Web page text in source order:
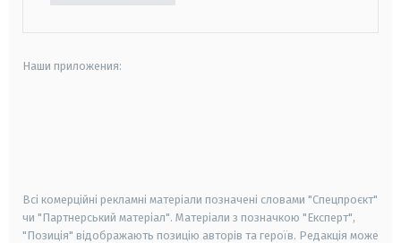
Наши приложения:
Всі комерційні рекламні матеріали позначені словами "Спецпроєкт"
чи "Партнерський матеріал". Матеріали з позначкою "Експерт",
"Позиція" відображають позицію авторів та героїв. Редакція може